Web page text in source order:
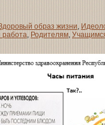
образ жизни,
работа, Родителям,